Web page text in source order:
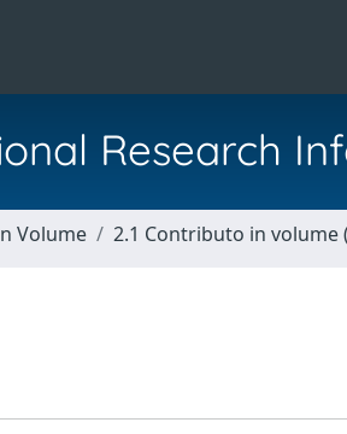
Research
Volume 2.1 Contributo in volume